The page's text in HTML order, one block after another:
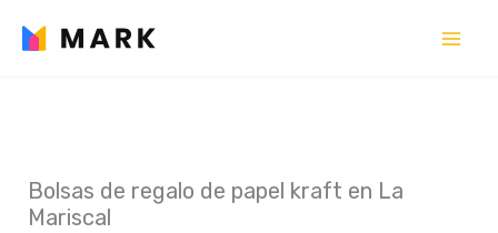
Bolsas de regalo de papel kraft en La
Mariscal